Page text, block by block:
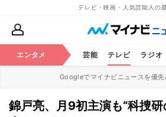
テレビ・映画・人気芸能人の
エンタメ 芸能 テレビ ラジオ
Googleでマイナビニュースを優先
錦戸亮、月9初主演も“科捜